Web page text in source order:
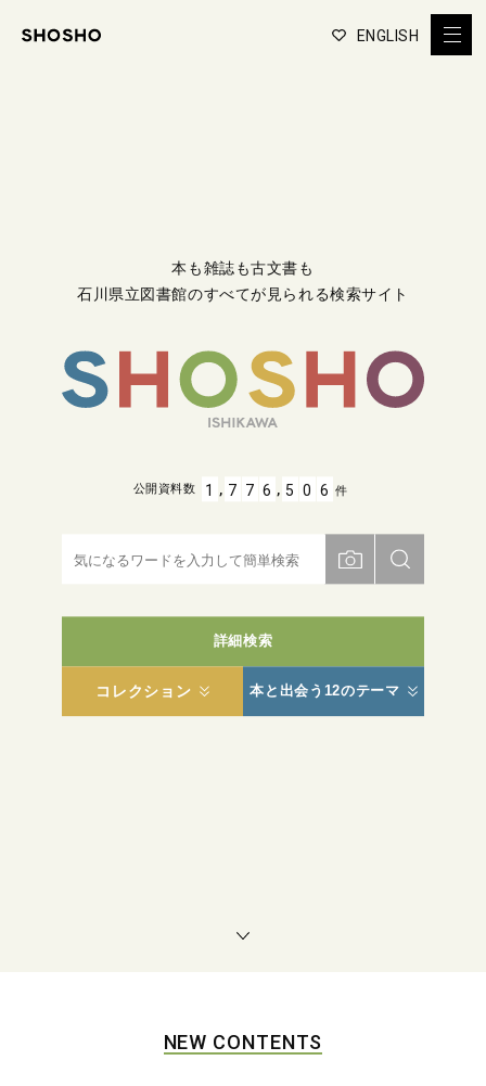
ENGLISH
本も雑誌も古文書も
石川県立図書館のすべてが見られる検索サイト
詳細検索
コレクション 本と出会う12のテーマ
公開資料数 1 , 7 7 6 , 5 0 6 件
NEW CONTENTS